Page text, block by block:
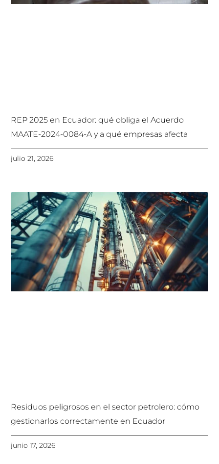
REP 2025 en Ecuador: qué obliga el Acuerdo
MAATE-2024-0084-A y a qué empresas afecta
julio 21, 2026
Residuos peligrosos en el sector petrolero: cómo
gestionarlos correctamente en Ecuador
junio 17, 2026